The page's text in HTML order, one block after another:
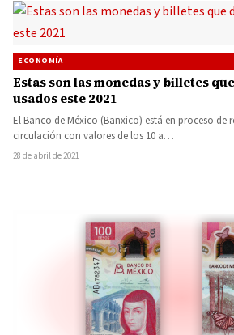
ECONOMÍA
Estas son las monedas y billetes
usados este 2021
El Banco de México (Banxico) está en proceso de
circulación con valores de los 10 a…
28 de abril de 2021